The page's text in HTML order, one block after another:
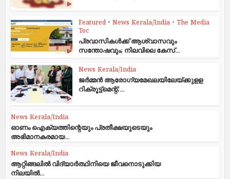
Featured • News Kerala/India • The Media
Toc
പ്രവാസികള്‍ക്ക് ആശ്വാസവും
സന്തോഷവും; നിലവിലെ കേസ്...
News Kerala/India
ജര്‍മ്മന്‍ ആരോഗ്യമേഖലയിലേയ്ക്കുളള
റിക്രൂട്ട്മെന്റ്;...
News Kerala/India
ഓണം ഐക്യത്തിന്റെയും പ്രതീക്ഷയുടെയും
അഭിമാനകരമായ...
News Kerala/India
ആറ്റിങ്ങലില്‍ വിദ്യാര്‍ത്ഥിനിയെ ജീവനൊടുക്കിയ
നിലയില്‍...